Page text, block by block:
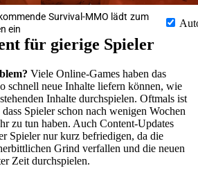
Survival-MMO lädt zum
ein
für gierige Spieler
Viele Online-Games haben das
schnell neue Inhalte liefern können, wie
Inhalte durchspielen. Oftmals ist
Spieler schon nach wenigen Wochen
zu tun haben. Auch Content-Updates
Spieler nur kurz befriedigen, da die
Grind verfallen und die neuen
Zeit durchspielen.